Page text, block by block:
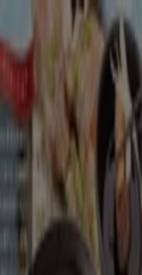
ファッション
ホームセンター&
カラオケ & エンター
&子供向け商品
車&モーターバ
クーポン、メニュ